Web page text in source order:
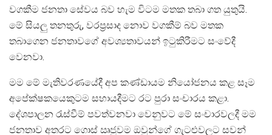
වගකීම ජනතා සේවය බව හැම විටම මතක තබා ගත යුතුයි.
මේ සියලු තනතුරු, වරප්‍රසාද නොව වගකීම් බව මතක
තබාගෙන ජනතාවගේ අවශ්‍යතාවයන් ඉටුකිරීමට සංවේදී
වෙනවා.
මම මේ මැතිවරණයේදී අප කණ්ඩායම නියෝජනය කළ සෑම
අපේක්ෂකයෙකුටම සහායදීමට රට පුරා සංචාරය කළා.
දේශපාලන ‍රැස්වීම් පවත්වනවා වෙනුවට මේ සංචාරවලදී මම
ජනතාව අතරට ගොස් ඍජුවම ඔවුන්ගේ ගැටළුවලට සවන්